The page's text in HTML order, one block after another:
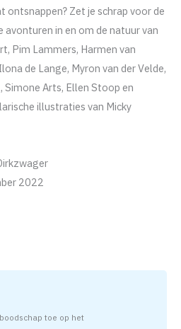
ontsnappen? Zet je schrap voor de
in en om de natuur van
Pim Lammers, Harmen van
de Lange, Myron van der Velde,
Simone Arts, Ellen Stoop en
illustraties van Micky
2022
toe op het